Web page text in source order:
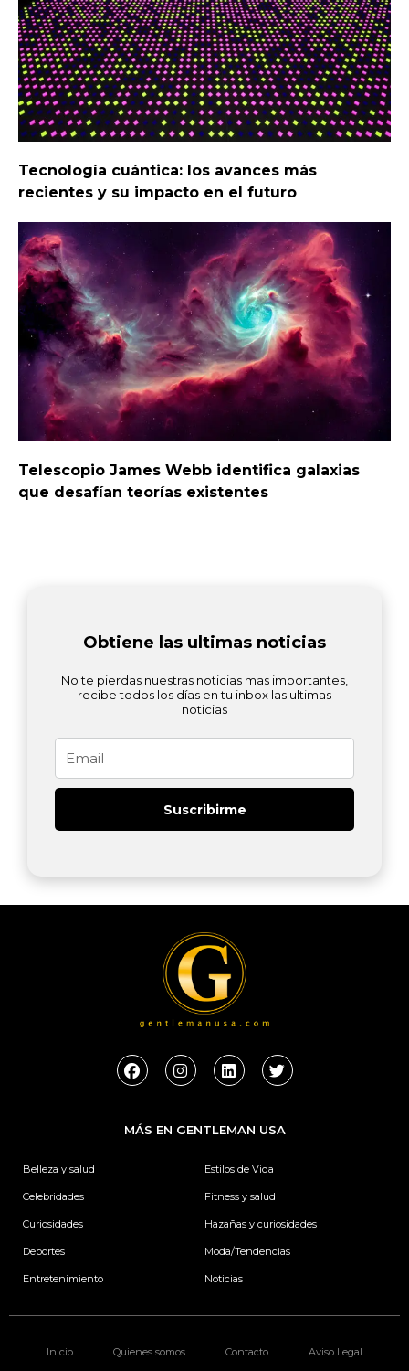
Tecnología cuántica: los avances más
recientes y su impacto en el futuro
Telescopio James Webb identifica galaxias
que desafían teorías existentes
Obtiene las ultimas noticias
No te pierdas nuestras noticias mas importantes,
recibe todos los días en tu inbox las ultimas
noticias
Suscribirme
F
a
b
o
I
n
a
g
L
i
e
d
n
T
w
t
e
MÁS EN GENTLEMAN USA
Belleza y salud
Celebridades
Curiosidades
Deportes
Entretenimiento
Estilos de Vida
Fitness y salud
Hazañas y curiosidades
Moda/Tendencias
Noticias
Inicio Quienes somos Contacto Aviso Legal